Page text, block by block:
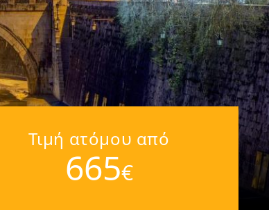
Τιμή ατόμου από
665€